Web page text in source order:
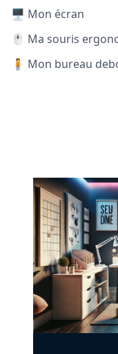
🖥️ Mon écran
🖱️ Ma souris
🧍 Mon bureau